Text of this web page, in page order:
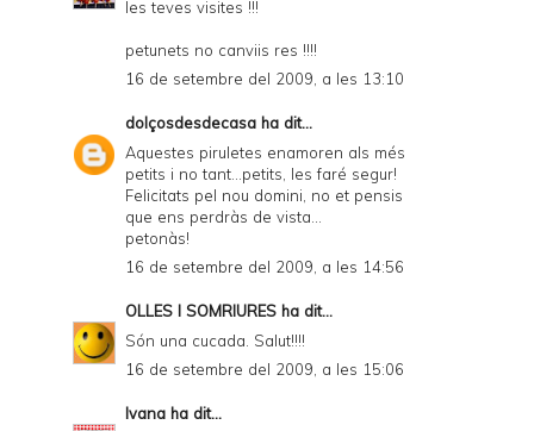
les teves visites !!!
petunets no canviis res !!!!
16 de setembre del 2009, a les 13:10
dolçosdesdecasa ha dit...
Aquestes piruletes enamoren als més
petits i no tant...petits, les faré segur!
Felicitats pel nou domini, no et pensis
que ens perdràs de vista...
petonàs!
16 de setembre del 2009, a les 14:56
OLLES I SOMRIURES ha dit...
Són una cucada. Salut!!!!
16 de setembre del 2009, a les 15:06
Ivana ha dit...